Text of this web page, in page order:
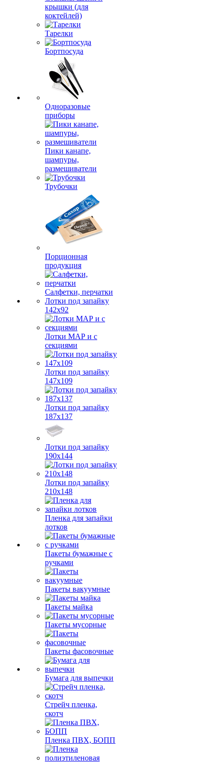
крышки (для
коктейлей)
Тарелки
Бортпосуда
Одноразовые
приборы
Пики канапе,
шампуры,
размешиватели
Трубочки
Порционная
продукция
Салфетки, перчатки
Лотки под запайку
142х92
Лотки МАР и с
секциями
Лотки под запайку
147х109
Лотки под запайку
187х137
Лотки под запайку
190х144
Лотки под запайку
210х148
Пленка для запайки
лотков
Пакеты бумажные с
ручками
Пакеты вакуумные
Пакеты майка
Пакеты мусорные
Пакеты фасовочные
Бумага для выпечки
Стрейч пленка,
скотч
Пленка ПВХ, БОПП